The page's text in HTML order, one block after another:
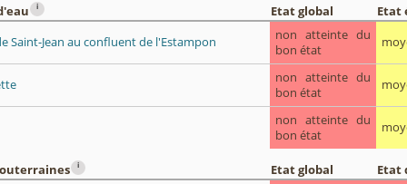
i Etat global
Etat
Saint-Jean au confluent de l'Estampon
non atteinte du
bon état
non atteinte du
bon état
non atteinte du
bon état
i Etat global
Etat